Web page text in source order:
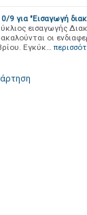
9 για "Εισαγωγή
εισαγωγής
οι
Εγκύκ…